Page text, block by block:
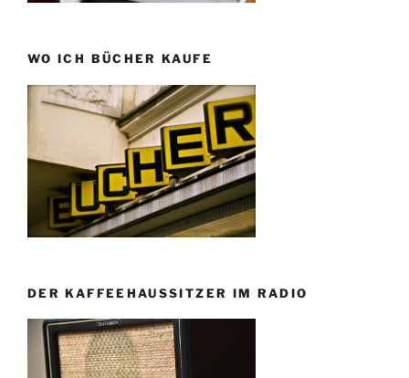
WO ICH BÜCHER KAUFE
DER KAFFEEHAUSSITZER IM RADIO